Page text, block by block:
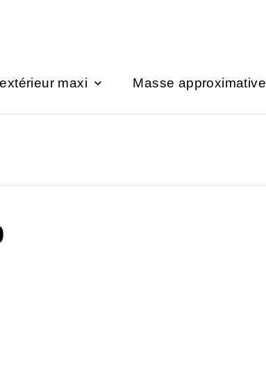
maxi Masse approximative